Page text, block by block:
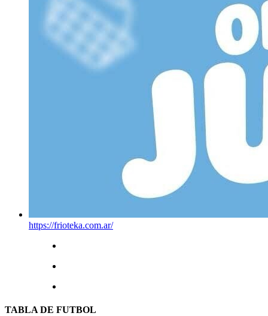
https://frioteka.com.ar/
TABLA DE FUTBOL